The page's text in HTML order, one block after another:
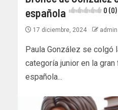
española
0 (0)
17 diciembre, 2024 admin
Paula González se colgó
categoría junior en la
española...